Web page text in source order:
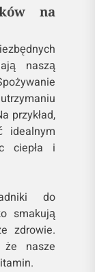
na
naszą
przykład,
ciepła i
do
smakują
zdrowie.
że nasze